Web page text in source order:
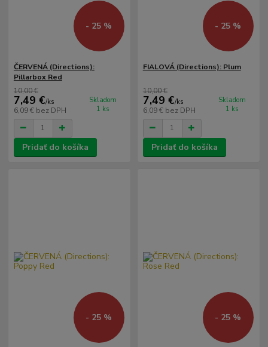
- 25 %
ČERVENÁ (Directions):
Pillarbox Red
10,00 €
7,49 €/ks
6,09 € bez DPH
Skladom
1 ks
Pridať do košíka
- 25 %
FIALOVÁ (Directions): Plum
10,00 €
7,49 €/ks
6,09 € bez DPH
Skladom
1 ks
Pridať do košíka
- 25 % - 25 %